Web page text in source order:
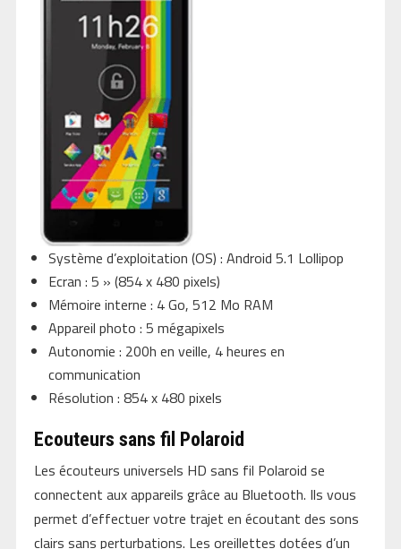
Système d’exploitation (OS) : Android 5.1 Lollipop
Ecran : 5 » (854 x 480 pixels)
Mémoire interne : 4 Go, 512 Mo RAM
Appareil photo : 5 mégapixels
Autonomie : 200h en veille, 4 heures en
communication
Résolution : 854 x 480 pixels
Ecouteurs sans fil Polaroid
Les écouteurs universels HD sans fil Polaroid se
connectent aux appareils grâce au Bluetooth. Ils vous
permet d’effectuer votre trajet en écoutant des sons
clairs sans perturbations. Les oreillettes dotées d’un